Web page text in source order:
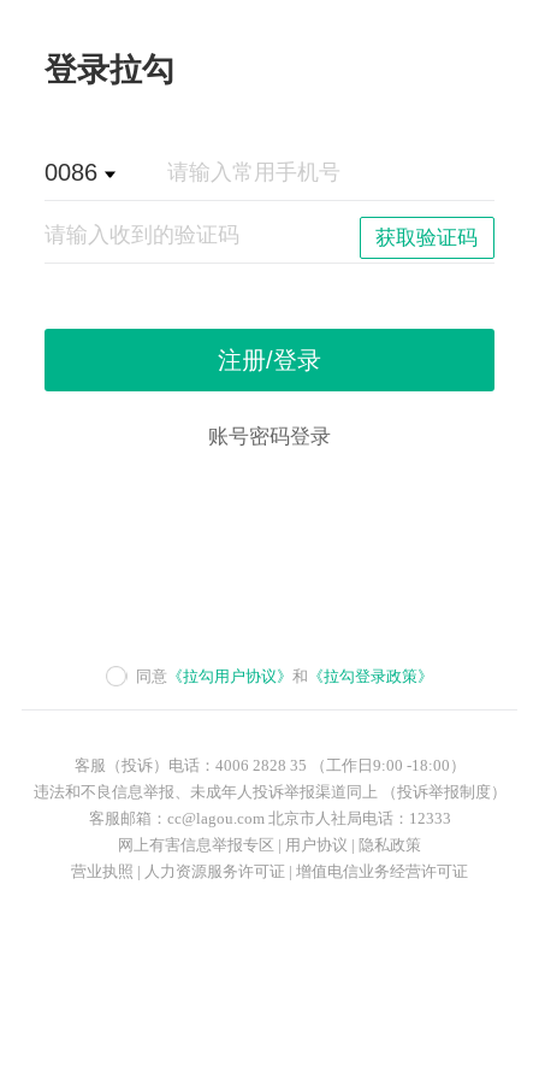
登录拉勾
0086
账号密码登录
同意 《拉勾用户协议》和 《拉勾登录政策》
客服（投诉）电话：4006 2828 35 （工作日9:00 -18:00）
违法和不良信息举报、未成年人投诉举报渠道同上 （投诉举报制度）
客服邮箱：cc@lagou.com 北京市人社局电话：12333
网上有害信息举报专区 | 用户协议 | 隐私政策
营业执照 | 人力资源服务许可证 | 增值电信业务经营许可证